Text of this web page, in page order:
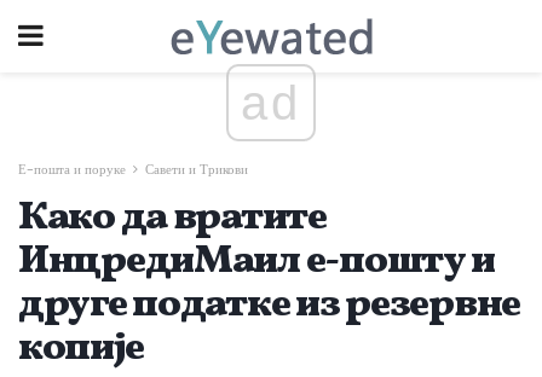
ad
Е-пошта и поруке Савети и Трикови
Како да вратите
ИнцредиМаил е-пошту и
друге податке из резервне
копије